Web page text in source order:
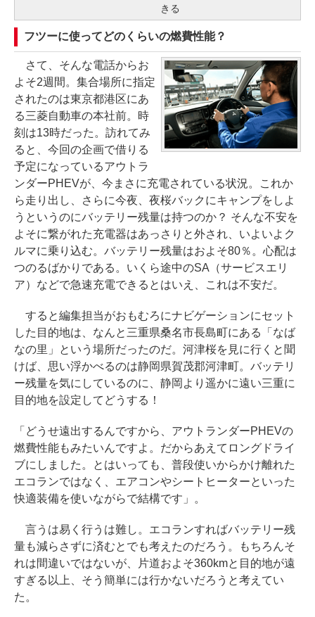
きる
フツーに使ってどのくらいの燃費性能？
さて、そんな電話からお
よそ2週間。集合場所に指定
されたのは東京都港区にあ
る三菱自動車の本社前。時
刻は13時だった。訪れてみ
ると、今回の企画で借りる
予定になっているアウトラ
ンダーPHEVが、今まさに充電されている状況。これか
ら走り出し、さらに今夜、夜桜バックにキャンプをしよ
うというのにバッテリー残量は持つのか？ そんな不安を
よそに繋がれた充電器はあっさりと外され、いよいよク
ルマに乗り込む。バッテリー残量はおよそ80％。心配は
つのるばかりである。いくら途中のSA（サービスエリ
ア）などで急速充電できるとはいえ、これは不安だ。
すると編集担当がおもむろにナビゲーションにセット
した目的地は、なんと三重県桑名市長島町にある「なば
なの里」という場所だったのだ。河津桜を見に行くと聞
けば、思い浮かべるのは静岡県賀茂郡河津町。バッテリ
ー残量を気にしているのに、静岡より遥かに遠い三重に
目的地を設定してどうする！
「どうせ遠出するんですから、アウトランダーPHEVの
燃費性能もみたいんですよ。だからあえてロングドライ
ブにしました。とはいっても、普段使いからかけ離れた
エコランではなく、エアコンやシートヒーターといった
快適装備を使いながらで結構です」。
言うは易く行うは難し。エコランすればバッテリー残
量も減らさずに済むとでも考えたのだろう。もちろんそ
れは間違いではないが、片道およそ360kmと目的地が遠
すぎる以上、そう簡単には行かないだろうと考えてい
た。